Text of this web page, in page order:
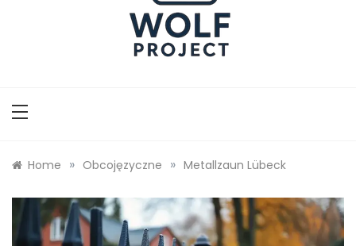
Home » Obcojęzyczne » Metallzaun Lübeck